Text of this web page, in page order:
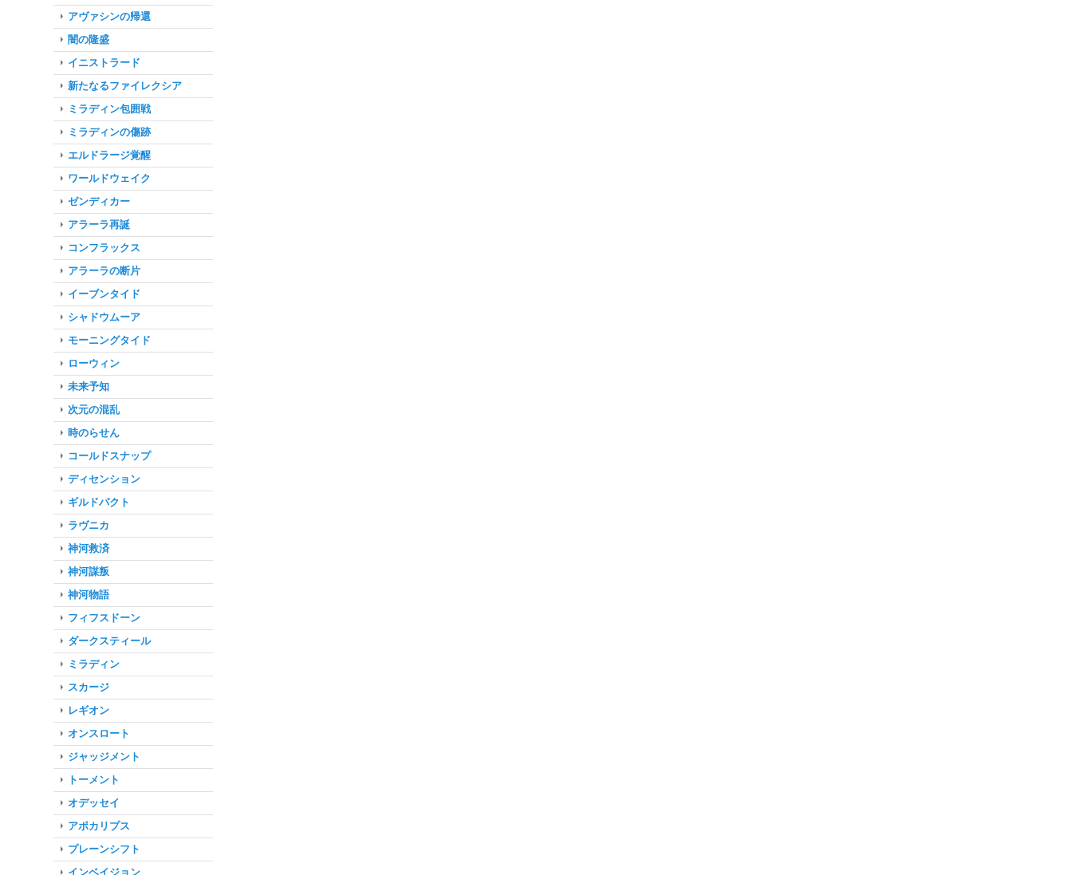
アヴァシンの帰還
闇の隆盛
イニストラード
新たなるファイレクシア
ミラディン包囲戦
ミラディンの傷跡
エルドラージ覚醒
ワールドウェイク
ゼンディカー
アラーラ再誕
コンフラックス
アラーラの断片
イーブンタイド
シャドウムーア
モーニングタイド
ローウィン
未来予知
次元の混乱
時のらせん
コールドスナップ
ディセンション
ギルドパクト
ラヴニカ
神河救済
神河謀叛
神河物語
フィフスドーン
ダークスティール
ミラディン
スカージ
レギオン
オンスロート
ジャッジメント
トーメント
オデッセイ
アポカリプス
プレーンシフト
インベイジョン